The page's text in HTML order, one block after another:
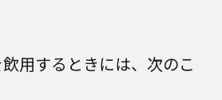
用するときには、次のこ